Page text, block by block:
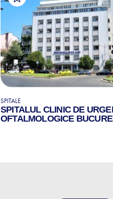
SPITALE
SPITALUL CLINIC DE
OFTALMOLOGICE